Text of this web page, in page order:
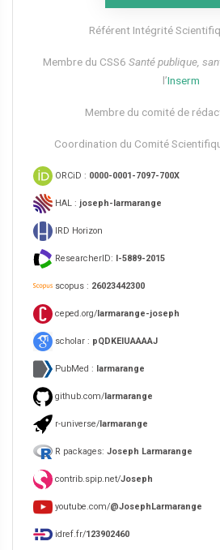
Référent Intégrité
Membre du CSS6​ Santé publique,
l’Inserm
Membre du comité de
Coordination du Comité
ORCiD : 0000-0001-7097-700X
HAL : joseph-larmarange
IRD Horizon
ResearcherID: I-5889-2015
scopus : 26023442300
ceped.org/larmarange-joseph
scholar : pQDKEIUAAAAJ
PubMed : larmarange
github.com/larmarange
r-universe/larmarange
R packages: Joseph Larmarange
contrib.spip.net/Joseph
youtube.com/@JosephLarmarange
idref.fr/123902460